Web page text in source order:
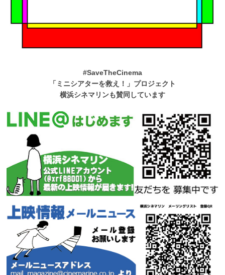
#SaveTheCinema
「ミニシアターを救え！」プロジェクト
横浜シネマリンも賛同しています